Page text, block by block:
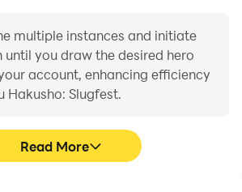
multiple instances and initiate
you draw the desired hero
account, enhancing efficiency
Hakusho: Slugfest.
Read More